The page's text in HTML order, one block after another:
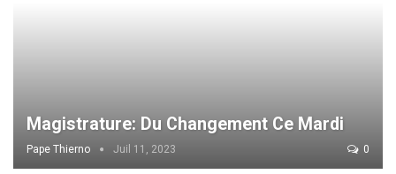
Magistrature: Du Changement Ce Mardi
Pape Thierno Juil 11, 2023 0